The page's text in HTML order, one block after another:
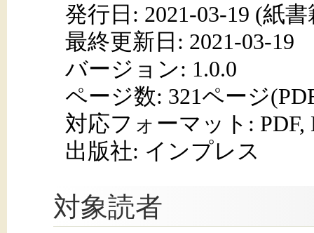
発行日: 2021-03-19 (紙書
最終更新日: 2021-03-19
バージョン: 1.0.0
ページ数: 321ページ
対応フォーマット: PDF,
出版社: インプレス
対象読者